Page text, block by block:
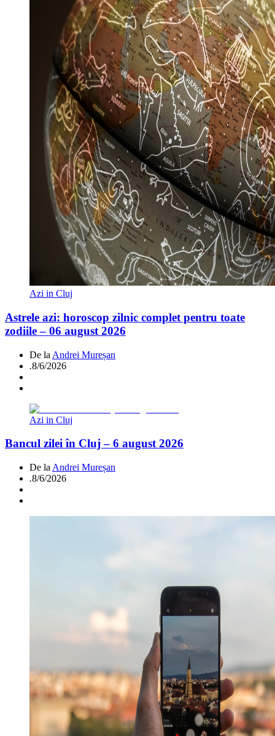
Azi in Cluj
Astrele azi: horoscop zilnic complet pentru toate
zodiile – 06 august 2026
De la Andrei Mureșan
.8/6/2026
Azi in Cluj
Bancul zilei în Cluj – 6 august 2026
De la Andrei Mureșan
.8/6/2026